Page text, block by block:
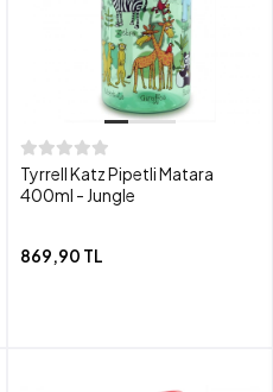
Tyrrell Katz Pipetli Matara
400ml - Jungle
869,90 TL